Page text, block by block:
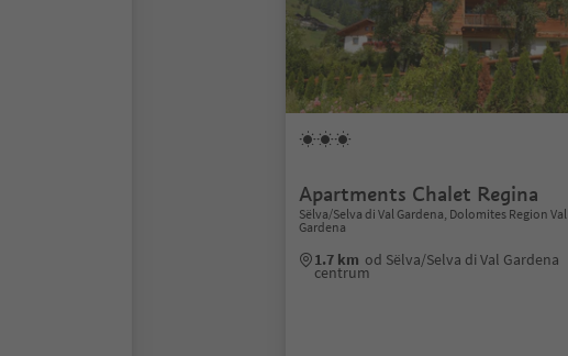
Apartments Chalet Regina
Sëlva/Selva di Val Gardena, Dolomites Region Val
Gardena
1.7 km od Sëlva/Selva di Val Gardena
centrum